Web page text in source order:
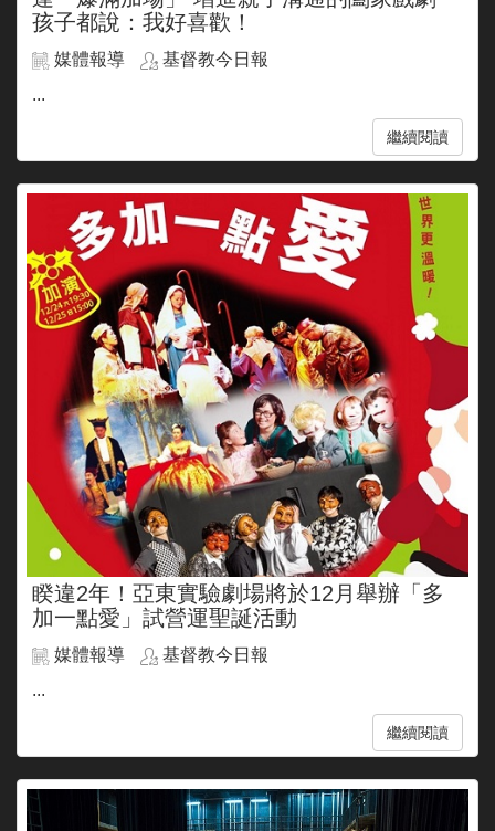
孩子都說：我好喜歡！
媒體報導
基督教今日報
...
繼續閱讀
睽違2年！亞東實驗劇場將於12月舉辦「多
加一點愛」試營運聖誕活動
媒體報導
基督教今日報
...
繼續閱讀